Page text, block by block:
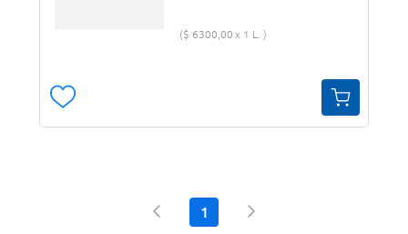
$ 6300,00 1 L.
1